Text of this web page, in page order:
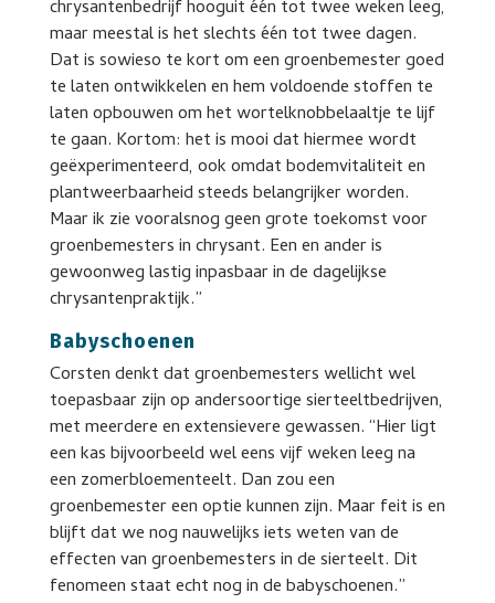
chrysantenbedrijf hooguit één tot twee weken leeg,
maar meestal is het slechts één tot twee dagen.
Dat is sowieso te kort om een groenbemester goed
te laten ontwikkelen en hem voldoende stoffen te
laten opbouwen om het wortelknobbelaaltje te lijf
te gaan. Kortom: het is mooi dat hiermee wordt
geëxperimenteerd, ook omdat bodemvitaliteit en
plantweerbaarheid steeds belangrijker worden.
Maar ik zie vooralsnog geen grote toekomst voor
groenbemesters in chrysant. Een en ander is
gewoonweg lastig inpasbaar in de dagelijkse
chrysantenpraktijk.”
Babyschoenen
Corsten denkt dat groenbemesters wellicht wel
toepasbaar zijn op andersoortige sierteeltbedrijven,
met meerdere en extensievere gewassen. “Hier ligt
een kas bijvoorbeeld wel eens vijf weken leeg na
een zomerbloementeelt. Dan zou een
groenbemester een optie kunnen zijn. Maar feit is en
blijft dat we nog nauwelijks iets weten van de
effecten van groenbemesters in de sierteelt. Dit
fenomeen staat echt nog in de babyschoenen.”